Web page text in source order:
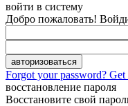
войти в систему
Добро пожаловать!
Forgot your password? Get
восстановление пароля
Восстановите свой